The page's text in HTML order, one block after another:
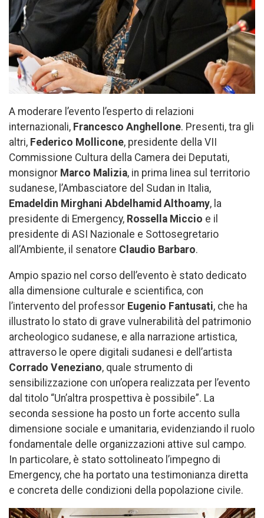
A moderare l’evento l’esperto di relazioni
internazionali, Francesco Anghellone. Presenti, tra gli
altri, Federico Mollicone, presidente della VII
Commissione Cultura della Camera dei Deputati,
monsignor Marco Malizia, in prima linea sul territorio
sudanese, l’Ambasciatore del Sudan in Italia,
Emadeldin Mirghani Abdelhamid Althoamy, la
presidente di Emergency, Rossella Miccio e il
presidente di ASI Nazionale e Sottosegretario
all’Ambiente, il senatore Claudio Barbaro.
Ampio spazio nel corso dell’evento è stato dedicato
alla dimensione culturale e scientifica, con
l’intervento del professor Eugenio Fantusati, che ha
illustrato lo stato di grave vulnerabilità del patrimonio
archeologico sudanese, e alla narrazione artistica,
attraverso le opere digitali sudanesi e dell’artista
Corrado Veneziano, quale strumento di
sensibilizzazione con un’opera realizzata per l’evento
dal titolo “Un’altra prospettiva è possibile”. La
seconda sessione ha posto un forte accento sulla
dimensione sociale e umanitaria, evidenziando il ruolo
fondamentale delle organizzazioni attive sul campo.
In particolare, è stato sottolineato l’impegno di
Emergency, che ha portato una testimonianza diretta
e concreta delle condizioni della popolazione civile.